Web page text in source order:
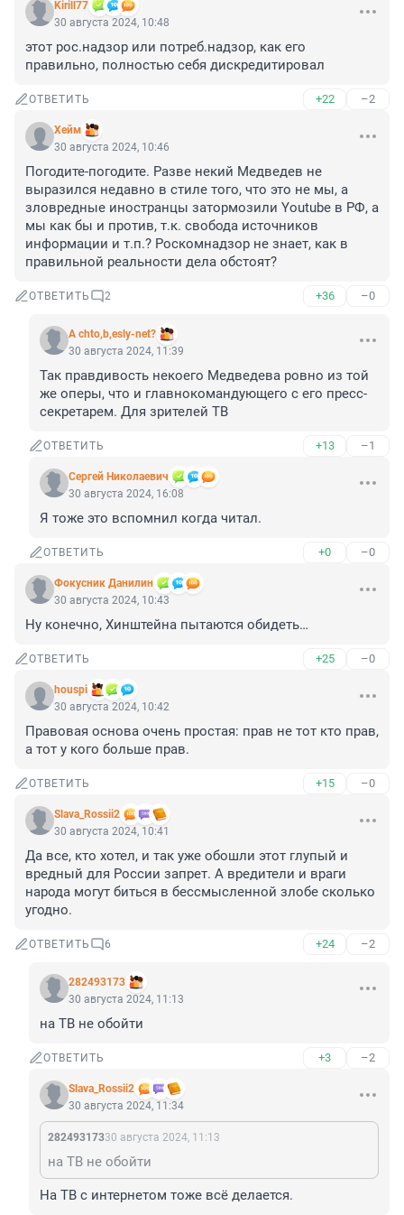
Kirill77
30 августа 2024, 10:48
этот рос.надзор или потреб.надзор, как его
правильно, полностью себя дискредитировал
ОТВЕТИТЬ +22 –2
Хейм
30 августа 2024, 10:46
Погодите-погодите. Разве некий Медведев не
выразился недавно в стиле того, что это не мы, а
зловредные иностранцы затормозили Youtube в РФ, а
мы как бы и против, т.к. свобода источников
информации и т.п.? Роскомнадзор не знает, как в
правильной реальности дела обстоят?
ОТВЕТИТЬ 2 +36 –0
A chto,b,esly-net?
30 августа 2024, 11:39
Так правдивость некоего Медведева ровно из той
же оперы, что и главнокомандующего с его пресс-
секретарем. Для зрителей ТВ
ОТВЕТИТЬ +13 –1
Cepгeй Николаевич
30 августа 2024, 16:08
Я тоже это вспомнил когда читал.
ОТВЕТИТЬ +0 –0
Фокусник Данилин
30 августа 2024, 10:43
Ну конечно, Хинштейна пытаются обидеть…
ОТВЕТИТЬ +25 –0
houspi
30 августа 2024, 10:42
Правовая основа очень простая: прав не тот кто прав,
а тот у кого больше прав.
ОТВЕТИТЬ +15 –0
Slava_Rossii2
30 августа 2024, 10:41
Да все, кто хотел, и так уже обошли этот глупый и
вредный для России запрет. А вредители и враги
народа могут биться в бессмысленной злобе сколько
угодно.
ОТВЕТИТЬ 6 +24 –2
282493173
30 августа 2024, 11:13
на ТВ не обойти
ОТВЕТИТЬ +3 –2
Slava_Rossii2
30 августа 2024, 11:34
28249317330 августа 2024, 11:13
на ТВ не обойти
На ТВ с интернетом тоже всё делается.